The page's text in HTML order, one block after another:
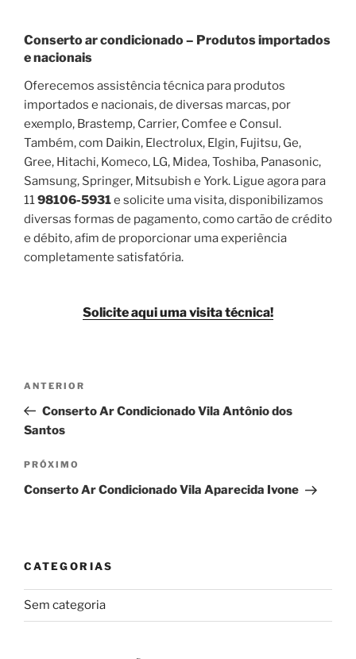
Conserto ar condicionado – Produtos importados
e nacionais
Oferecemos assistência técnica para produtos
importados e nacionais, de diversas marcas, por
exemplo, Brastemp, Carrier, Comfee e Consul.
Também, com Daikin, Electrolux, Elgin, Fujitsu, Ge,
Gree, Hitachi, Komeco, LG, Midea, Toshiba, Panasonic,
Samsung, Springer, Mitsubish e York. Ligue agora para
1198106-5931e solicite uma visita, disponibilizamos
diversas formas de pagamento, como cartão de crédito
e débito, afim de proporcionar uma experiência
completamente satisfatória.
Solicite aqui uma visita técnica!
Navegação
Post
Post
anterior
ANTERIOR
Conserto Ar Condicionado Vila Antônio dos
Santos
Próximo
post
PRÓXIMO
Conserto Ar Condicionado Vila Aparecida Ivone
CATEGORIAS
Sem categoria